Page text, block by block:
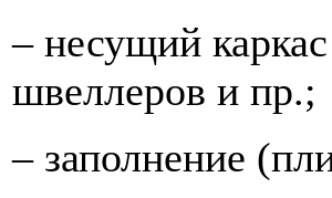
– несущий
швеллеров и пр.;
– заполнение